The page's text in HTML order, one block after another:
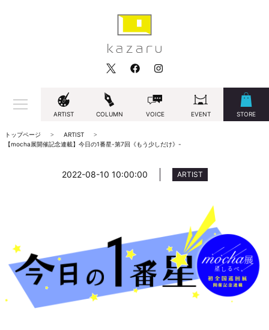
ARTIST COLUMN VOICE EVENT STORE
トップページ
ARTIST
【mocha展開催記念連載】今日の1番星-第7回《もう少しだけ》-
2022-08-10 10:00:00 ARTIST